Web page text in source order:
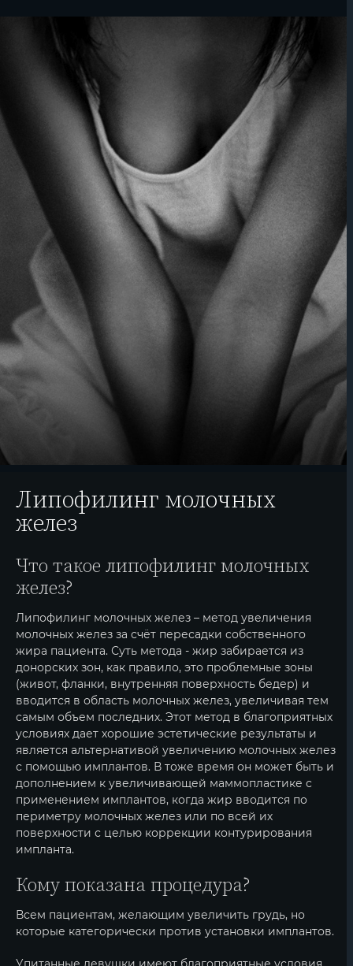
Липофилинг молочных
желез
Что такое липофилинг молочных
желез?
Липофилинг молочных желез – метод увеличения
молочных желез за счёт пересадки собственного
жира пациента. Суть метода - жир забирается из
донорских зон, как правило, это проблемные зоны
(живот, фланки, внутренняя поверхность бедер) и
вводится в область молочных желез, увеличивая тем
самым объем последних. Этот метод в благоприятных
условиях дает хорошие эстетические результаты и
является альтернативой увеличению молочных желез
с помощью имплантов. В тоже время он может быть и
дополнением к увеличивающей маммопластике с
применением имплантов, когда жир вводится по
периметру молочных желез или по всей их
поверхности с целью коррекции контурирования
импланта.
Кому показана процедура?
Всем пациентам, желающим увеличить грудь, но
которые категорически против установки имплантов.